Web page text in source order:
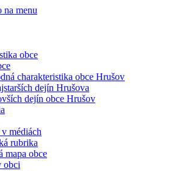
na menu
obce
charakteristika obce Hrušov
dejín Hrušova
dejín obce Hrušov
médiách
rubrika
mapa obce
obci